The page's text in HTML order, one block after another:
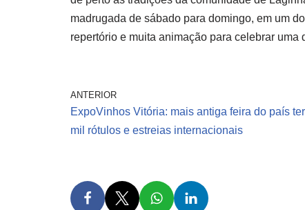
madrugada de sábado para domingo, em um
repertório e muita animação para celebrar
ANTERIOR
ExpoVinhos Vitória: mais antiga feira do país
mil rótulos e estreias internacionais